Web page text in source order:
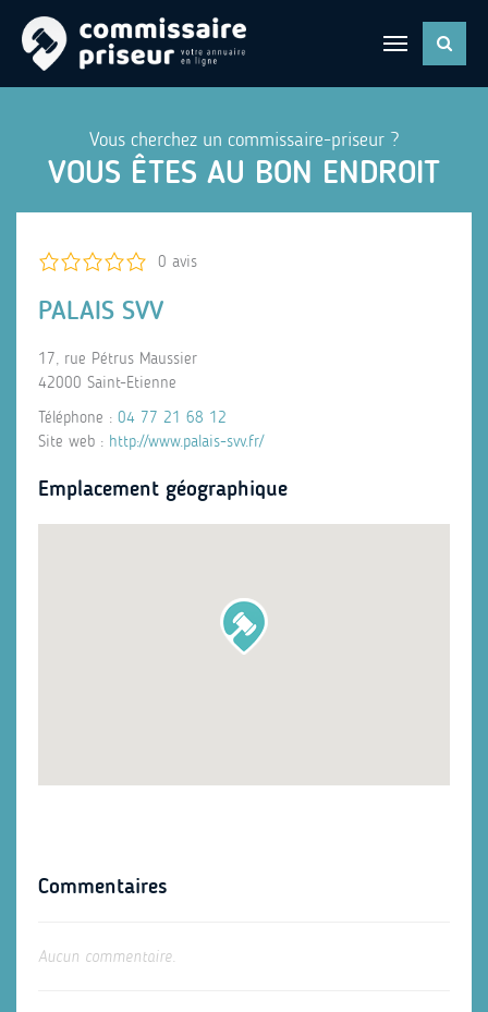
Vous cherchez un commissaire-priseur ?
VOUS ÊTES AU BON ENDROIT
0 avis
PALAIS SVV
17, rue Pétrus Maussier
42000 Saint-Etienne
Téléphone : 04 77 21 68 12
Site web : http://www.palais-svv.fr/
Emplacement géographique
Commentaires
Aucun commentaire.